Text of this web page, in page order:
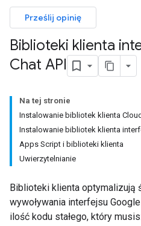
Prześlij opinię
Biblioteki klienta
Chat API
Na tej stronie
Instalowanie bibliotek klienta
Instalowanie bibliotek klienta
Apps Script i biblioteki klienta
Uwierzytelnianie
Biblioteki klienta optymalizują
wywoływania interfejsu
ilość kodu stałego, który